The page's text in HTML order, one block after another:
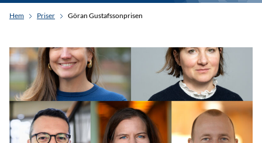
Hem Priser Göran Gustafssonprisen